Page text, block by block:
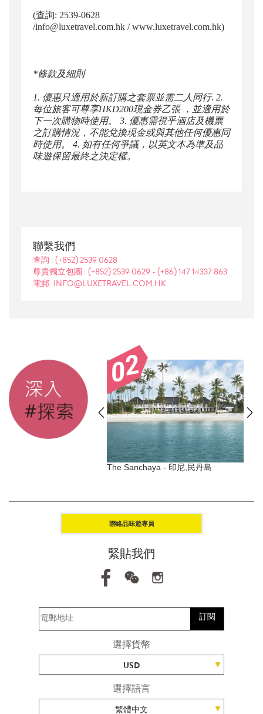
(查詢: 2539-0628
/info@luxetravel.com.hk/www.luxetravel.com.hk)
*條款及細則
1. 優惠只適用於新訂購之套票並需二人同行. 2.
每位旅客可尊享HKD200現金券乙張
，並適用於
下一次購物時使用。
3. 優惠需視乎酒店及機票
之訂購情況，不能兌換現金或與其他任何優惠同
時使用。
4. 如有任何爭議，以英文本為準及品
味遊保留最終之決定權。
聯繫我們
查詢 : (+852) 2539 0628
尊貴獨立包團 : (+852) 2539 0629 - (+86) 147 14337 863
電郵: INFO@LUXETRAVEL.COM.HK
The Sanchaya - 印尼,民丹島
聯絡品味遊專員
緊貼我們
訂閱
選擇貨幣
USD
選擇語言
繁體中文